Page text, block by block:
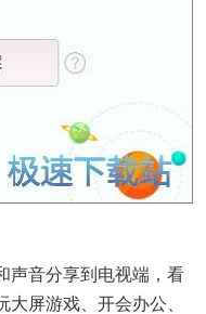
声音分享到电视端，看
大屏游戏、开会办公、